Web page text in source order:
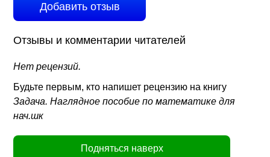
Добавить отзыв
Отзывы и комментарии читателей
Нет рецензий.
Будьте первым, кто напишет рецензию на книгу
Задача. Наглядное пособие по математике для
нач.шк
Подняться наверх